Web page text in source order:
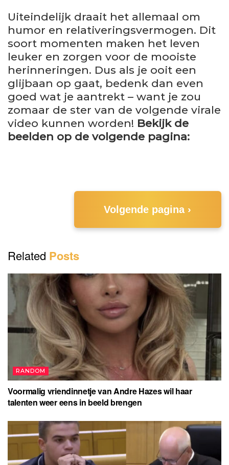
Uiteindelijk draait het allemaal om
humor en relativeringsvermogen. Dit
soort momenten maken het leven
leuker en zorgen voor de mooiste
herinneringen. Dus als je ooit een
glijbaan op gaat, bedenk dan even
goed wat je aantrekt – want je zou
zomaar de ster van de volgende virale
video kunnen worden! Bekijk de
beelden op de volgende pagina:
Volgende pagina ›
Related Posts
RANDOM
Voormalig vriendinnetje van Andre Hazes wil haar
talenten weer eens in beeld brengen